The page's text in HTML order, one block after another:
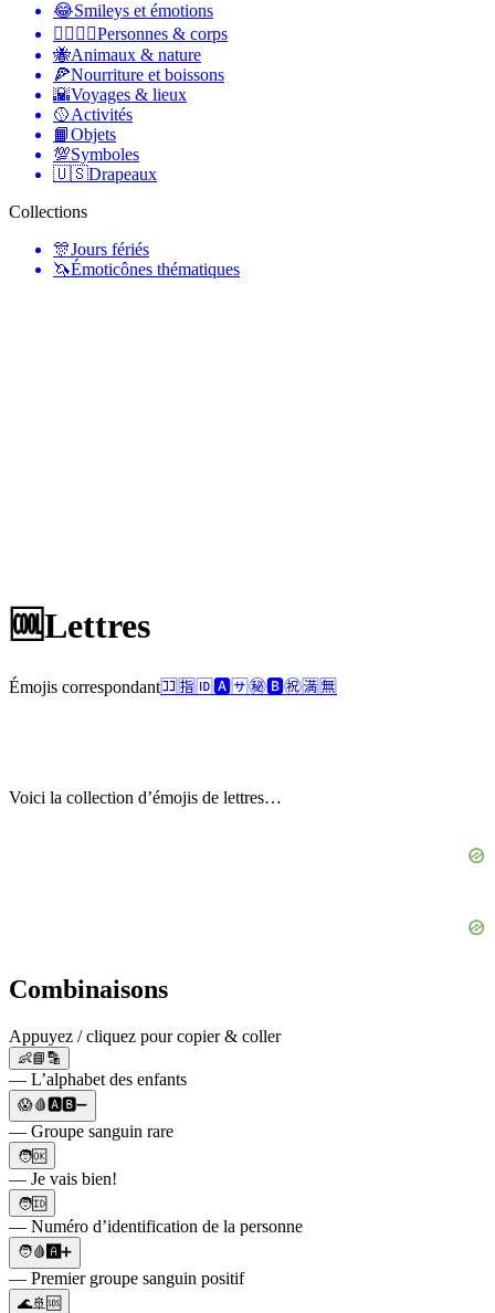
😂Smileys et émotions
👩‍❤️‍💋‍👨Personnes & corps
🐝Animaux & nature
🍕Nourriture et boissons
🌇Voyages & lieux
🥎Activités
📙Objets
💯Symboles
🇺🇸Drapeaux
Collections
🎊Jours fériés
🦄Émoticônes thématiques
🆒Lettres
Émojis correspondant🈁 🈯 🆔🅰️🈂️㊙️🅱️㊗️🈵 🈚
Voici la collection d’émojis de lettres…
Combinaisons
Appuyez / cliquez pour copier & coller
👶📘🔡
— L’alphabet des enfants
😱🩸🅰️🅱️➖
— Groupe sanguin rare
🧑🆗
— Je vais bien!
🧑🆔
— Numéro d’identification de la personne
🧑🩸🅰️➕
— Premier groupe sanguin positif
🌊🚢🆘